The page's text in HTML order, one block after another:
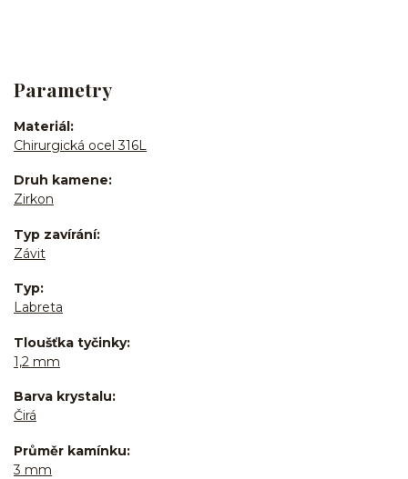
Parametry
Materiál
Chirurgická ocel 316L
Druh kamene
Zirkon
Typ zavírání
Závit
Typ
Labreta
Tloušťka tyčinky
1,2 mm
Barva krystalu
Čirá
Průměr kamínku
3 mm